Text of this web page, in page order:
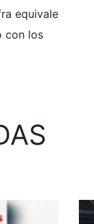
equivale
con los